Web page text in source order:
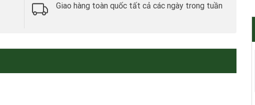
Giao hàng toàn quốc tất cả các ngày trong tuần